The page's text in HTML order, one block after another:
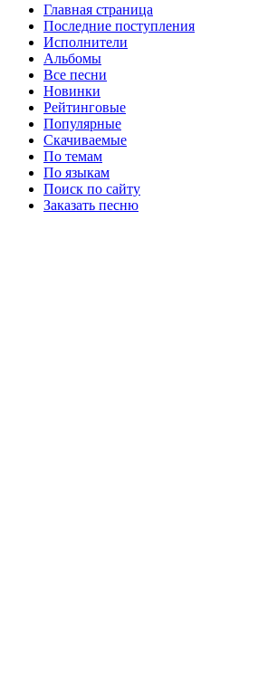
Главная страница
Последние поступления
Исполнители
Альбомы
Все песни
Новинки
Рейтинговые
Популярные
Скачиваемые
По темам
По языкам
Поиск по сайту
Заказать песню